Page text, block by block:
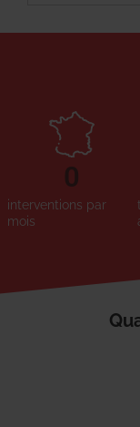
interventions par
mois
0